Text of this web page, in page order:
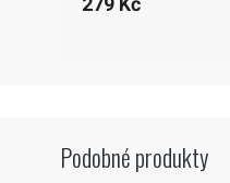
Podobné produkty